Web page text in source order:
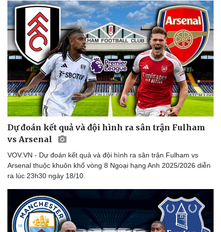
Dự đoán kết quả và đội hình ra sân trận Fulham
vs Arsenal
VOV.VN - Dự đoán kết quả và đội hình ra sân trận Fulham vs
Arsenal thuộc khuôn khổ vòng 8 Ngoại hạng Anh 2025/2026 diễn
ra lúc 23h30 ngày 18/10.